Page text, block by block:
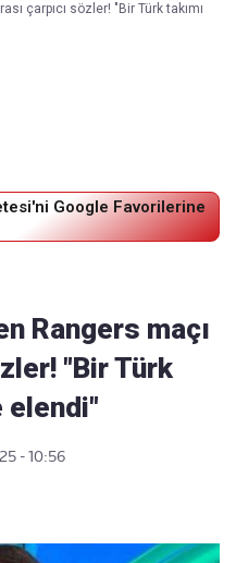
çarpıcı sözler! "Bir Türk takımı
Google Favorilerine
Rangers maçı
"Bir Türk
elendi"
- 10:56